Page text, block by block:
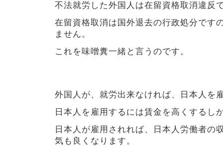
不法就労した外国人は在留資格取消違反
在留資格取消は国外退去の行政処分です
ません。
これを味噌糞一緒と言うのです。
外国人が、就労出来なければ、日本人を
日本人を雇用するには賃金を高くするし
日本人が雇用されれば、日本人労働者の
気も良くなります。